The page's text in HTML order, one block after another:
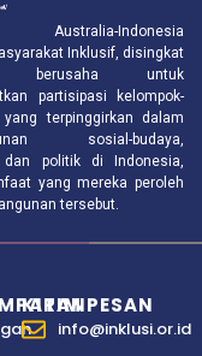
Australia-Indonesia
Inklusif, disingkat
berusaha untuk
partisipasi kelompok-
yang terpinggirkan dalam
sosial-budaya,
dan politik di Indonesia,
yang mereka peroleh
tersebut.
KIRIM PESAN
info@inklusi.or.id